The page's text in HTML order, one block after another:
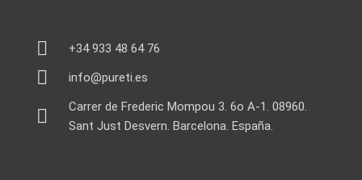
+34 933 48 64 76
info@pureti.es
Carrer de Frederic Mompou 3. 6o A-1. 08960.
Sant Just Desvern. Barcelona. España.